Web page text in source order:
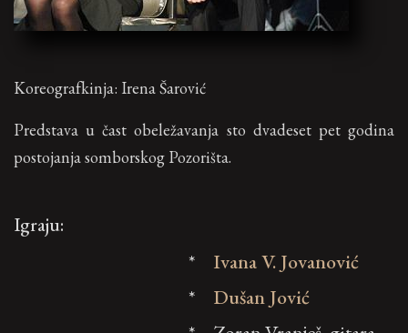
Koreografkinja: Irena Šarović
Predstava u čast obeležavanja sto dvadeset pet godina
postojanja somborskog Pozorišta.
Igraju:
*
Ivana V. Jovanović
*
Dušan Jović